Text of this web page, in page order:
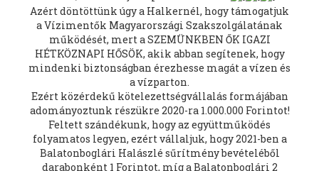
Azért döntöttünk úgy a Halkernél, hogy támogatjuk
a Vízimentők Magyarországi Szakszolgálatának
működését, mert a SZEMÜNKBEN ŐK IGAZI
HÉTKÖZNAPI HŐSÖK, akik abban segítenek, hogy
mindenki biztonságban érezhesse magát a vízen és
a vízparton.
Ezért közérdekű kötelezettségvállalás formájában
adományoztunk részükre 2020-ra 1.000.000 Forintot!
Feltett szándékunk, hogy az együttműködés
folyamatos legyen, ezért vállaljuk, hogy 2021-ben a
Balatonboglári Halászlé sűrítmény bevételéből
darabonként 1 Forintot, míg a Balatonboglári 2